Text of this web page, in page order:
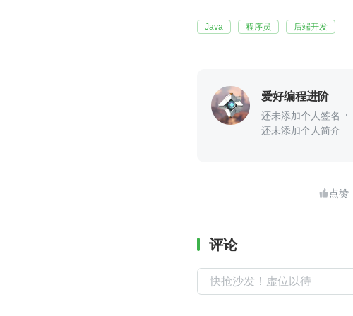
Java 程序员 后端开发
爱好编程进阶
还未添加个人签名
还未添加个人简介

评论